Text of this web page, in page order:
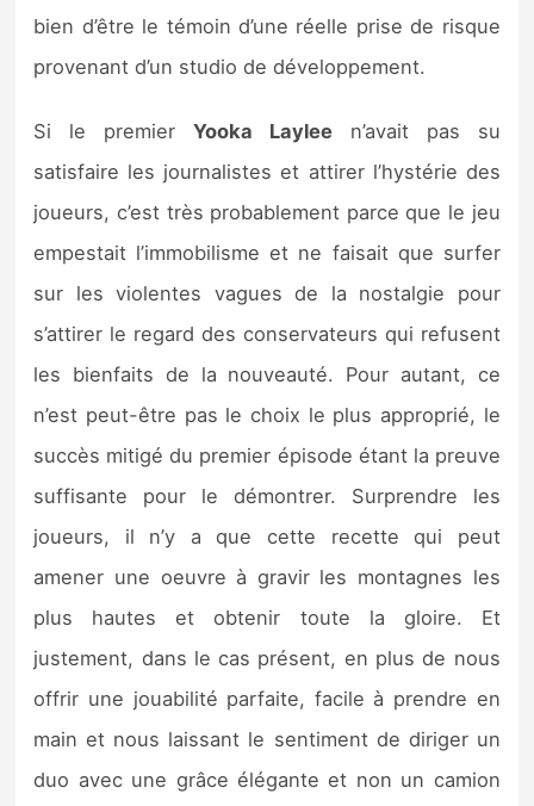
bien d’être le témoin d’une réelle prise de risque
provenant d’un studio de développement.
Si le premierYooka Layleen’avait pas su
satisfaire les journalistes et attirer l’hystérie des
joueurs, c’est très probablement parce que le jeu
empestait l’immobilisme et ne faisait que surfer
sur les violentes vagues de la nostalgie pour
s’attirer le regard des conservateurs qui refusent
les bienfaits de la nouveauté. Pour autant, ce
n’est peut-être pas le choix le plus approprié, le
succès mitigé du premier épisode étant la preuve
suffisante pour le démontrer. Surprendre les
joueurs, il n’y a que cette recette qui peut
amener une oeuvre à gravir les montagnes les
plus hautes et obtenir toute la gloire. Et
justement, dans le cas présent, en plus de nous
offrir une jouabilité parfaite, facile à prendre en
main et nous laissant le sentiment de diriger un
duo avec une grâce élégante et non un camion